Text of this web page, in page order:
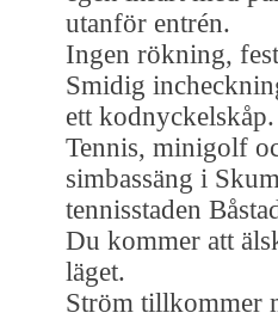
utanför entrén.
Ingen rökning,
Smidig
ett kodnyckelskåp.
Tennis, minigolf
simbassäng i
tennisstaden
Du kommer att
läget.
Ström tillkommer